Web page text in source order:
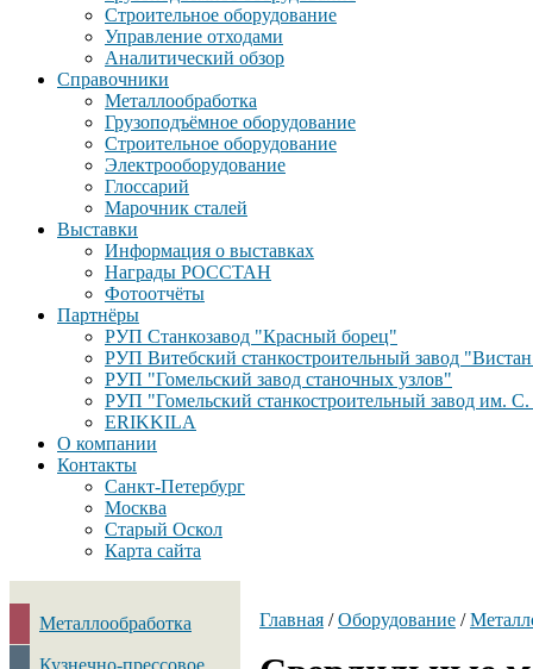
Строительное оборудование
Управление отходами
Аналитический обзор
Справочники
Металлообработка
Грузоподъёмное оборудование
Строительное оборудование
Электрооборудование
Глоссарий
Марочник сталей
Выставки
Информация о выставках
Награды РОССТАН
Фотоотчёты
Партнёры
РУП Станкозавод "Красный борец"
РУП Витебский станкостроительный завод
РУП "Гомельский завод станочных узлов"
РУП "Гомельский станкостроительный завод им.
ERIKKILA
О компании
Контакты
Санкт-Петербург
Москва
Старый Оскол
Карта сайта
Металлообработка
Кузнечно-прессовое
Главная /Оборудование /